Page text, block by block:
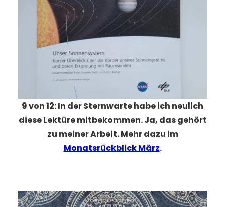
9 von 12: In der Sternwarte habe ich neulich
diese Lektüre mitbekommen. Ja, das gehört
zu meiner Arbeit. Mehr dazu im
Monatsrückblick März.